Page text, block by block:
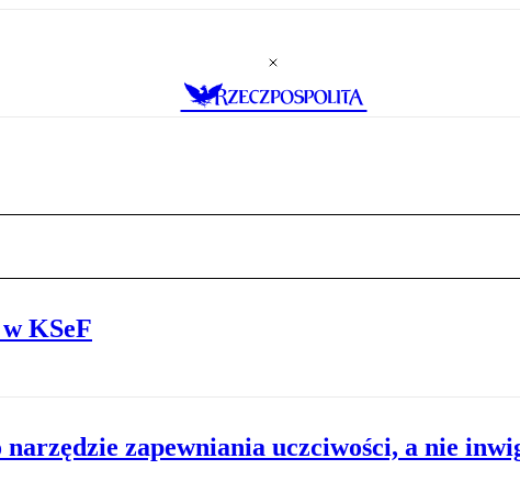
KSeF
narzędzie zapewniania uczciwości, a nie